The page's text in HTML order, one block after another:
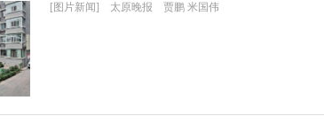
[图片新闻] 太原晚报 贾鹏 米国伟